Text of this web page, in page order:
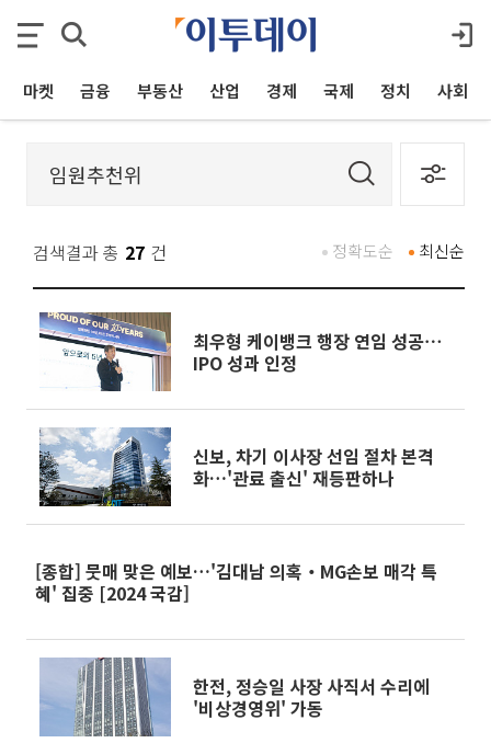
마켓 금융 부동산 산업 경제 국제 정치 사회
검색결과 총 27 건 최신순
정확도순
최우형 케이뱅크 행장 연임 성공⋯
IPO 성과 인정
신보, 차기 이사장 선임 절차 본격
화…'관료 출신' 재등판하나
[종합] 뭇매 맞은 예보…'김대남 의혹‧MG손보 매각 특
혜' 집중 [2024 국감]
한전, 정승일 사장 사직서 수리에
'비상경영위' 가동